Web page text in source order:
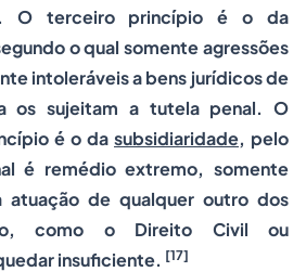
O terceiro princípio é o da
o qual somente agressões
intoleráveis a bens jurídicos de
os sujeitam a tutela penal. O
é o da subsidiaridade, pelo
é remédio extremo, somente
atuação de qualquer outro dos
como o Direito Civil ou
insuficiente. [17]